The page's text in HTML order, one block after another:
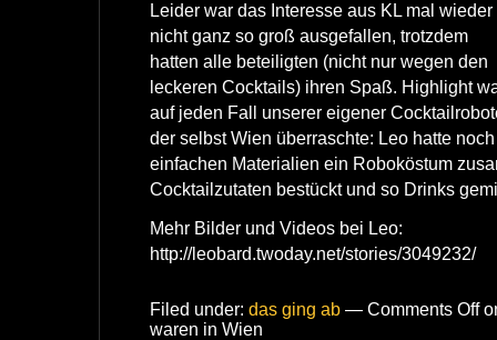
Leider war das Interesse aus KL mal wieder
nicht ganz so groß ausgefallen, trotzdem
hatten alle beteiligten (nicht nur wegen den
leckeren Cocktails) ihren Spaß. Highlight
auf jeden Fall unserer eigener
der selbst Wien überraschte: Leo hatte
einfachen Materialien ein Roboköstum
Cocktailzutaten bestückt und so Drinks
Mehr Bilder und Videos bei Leo:
http://leobard.twoday.net/stories/3049232/
Filed under: das ging ab — Comments Off
waren in Wien